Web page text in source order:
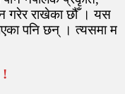
गरेर राखेका छौँ । यस
पनि छन् । त्यसमा म
!